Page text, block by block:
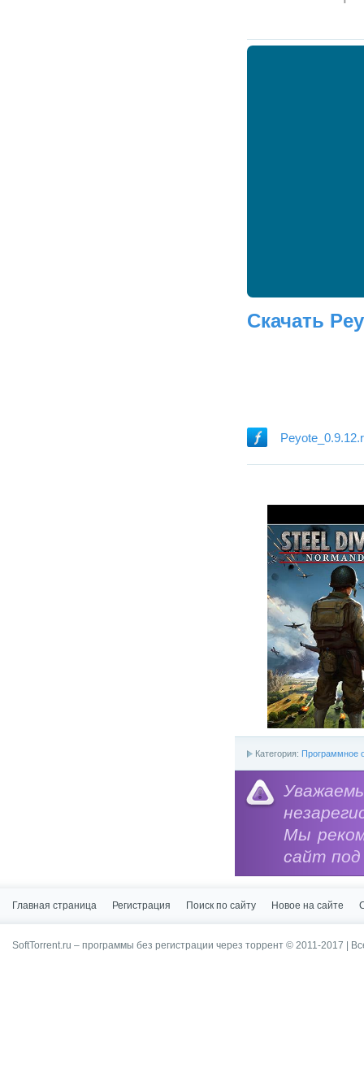
Скачать
Категория: Программное
Мы
сайт
Главная страница Регистрация Поиск по сайту Новое на сайте
SoftTorrent.ru – программы без регистрации через торрент © 2011-2017 |